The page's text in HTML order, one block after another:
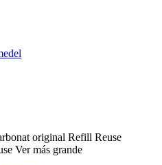
original Refill Reuse
Ver más grande